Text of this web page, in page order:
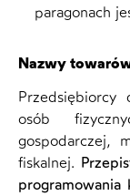
paragonach
Nazwy
Przedsiębiorcy
osób
gospodarczej,
fiskalnej.
programowania